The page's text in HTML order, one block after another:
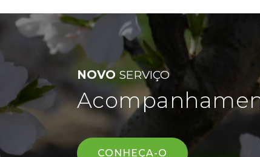
NOVO SERVIÇO
CONHEÇA-O